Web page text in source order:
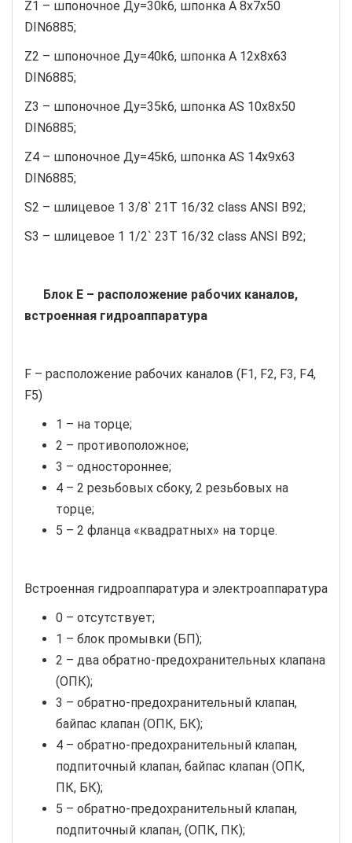
Z1 – шпоночное Ду=30k6, шпонка А 8х7х50
DIN6885;
Z2 – шпоночное Ду=40k6, шпонка А 12х8х63
DIN6885;
Z3 – шпоночное Ду=35k6, шпонка АS 10х8х50
DIN6885;
Z4 – шпоночное Ду=45k6, шпонка АS 14х9х63
DIN6885;
S2 – шлицевое 1 3/8` 21T 16/32 class ANSI B92;
S3 – шлицевое 1 1/2` 23T 16/32 class ANSI B92;
Блок Е – расположение рабочих каналов,
встроенная гидроаппаратура
F – расположение рабочих каналов (F1, F2, F3, F4,
F5)
1 – на торце;
2 – противоположное;
3 – одностороннее;
4 – 2 резьбовых сбоку, 2 резьбовых на
торце;
5 – 2 фланца «квадратных» на торце.
Встроенная гидроаппаратура и электроаппаратура
0 – отсутствует;
1 – блок промывки (БП);
2 – два обратно-предохранительных клапана
(ОПК);
3 – обратно-предохранительный клапан,
байпас клапан (ОПК, БК);
4 – обратно-предохранительный клапан,
подпиточный клапан, байпас клапан (ОПК,
ПК, БК);
5 – обратно-предохранительный клапан,
подпиточный клапан, (ОПК, ПК);